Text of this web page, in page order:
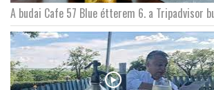
A budai Cafe 57 Blue étterem 6. a Tripadvisor